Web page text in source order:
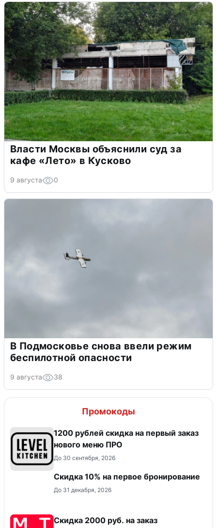
Власти Москвы объяснили суд за
кафе «Лето» в Кусково
9 августа 0
В Подмосковье снова ввели режим
беспилотной опасности
9 августа 38
Промокоды
​1200 рублей скидка на первый заказ
нового меню ПРО
До 30 сентября, 2026
Скидка 10% на первое бронирование
До 31 декабря, 2026
Скидка 2000 руб. на заказ